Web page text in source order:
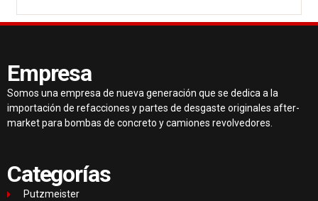
Empresa
Somos una empresa de nueva generación que se dedica a la
importación de refacciones y partes de desgaste originales after-
market para bombas de concreto y camiones revolvedores.
Categorías
Putzmeister